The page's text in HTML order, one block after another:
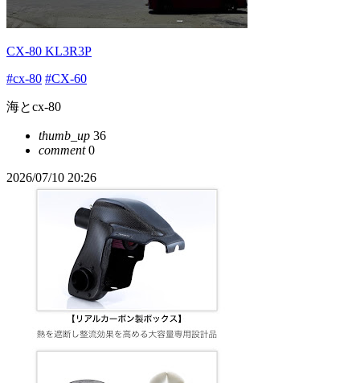
CX-80 KL3R3P
#cx-80 #CX-60
海とcx-80
thumb_up 36
comment0
2026/07/10 20:26